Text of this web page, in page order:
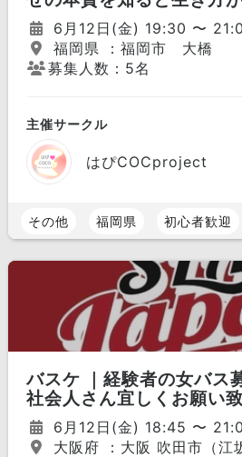
6月12日(金) 19:30 〜
福岡県 ：福岡市 大橋
募集人数：5名
主催サークル
はぴCOCproject
その他 福岡県 初心者歓迎
バスケ ｜経験者の女バス
社会人さん宜しくお願い
6月12日(金) 18:45 〜
大阪府 ：大阪 吹田市（江